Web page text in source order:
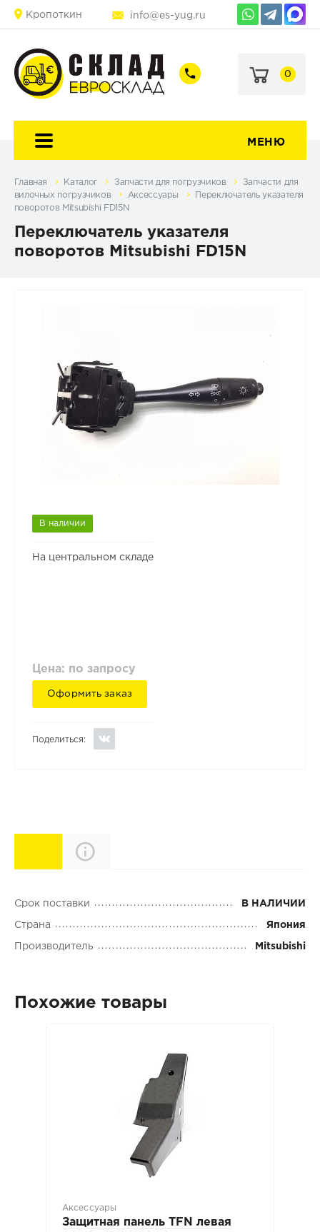
Кропоткин info@es-yug.ru
+7
60-
+7
69-
0
МЕНЮ
Главная Каталог Запчасти для погрузчиков
Запчасти для
вилочных погрузчиков
Аксессуары
Переключатель указателя
поворотов Mitsubishi FD15N
Переключатель указателя
поворотов Mitsubishi FD15N
В наличии
На центральном складе
Цена: по запросу
Оформить заказ
Поделиться:
Характеристики
Срок поставки В НАЛИЧИИ
Страна Япония
Производитель Mitsubishi
Похожие товары
Аксессуары
Защитная панель TFN левая